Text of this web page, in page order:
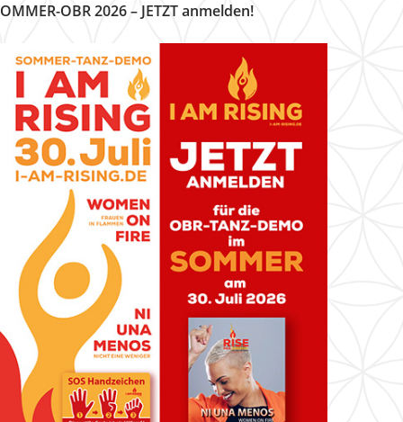
OBR 2026 – JETZT anmelden!